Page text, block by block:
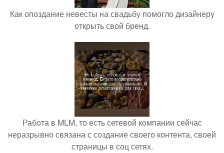
Как опоздание невесты на свадьбу помогло дизайнеру
открыть свой бренд.
Работа в MLM, то есть сетевой компании сейчас
неразрывно связана с создание своего контента, своей
страницы в соц сетях.